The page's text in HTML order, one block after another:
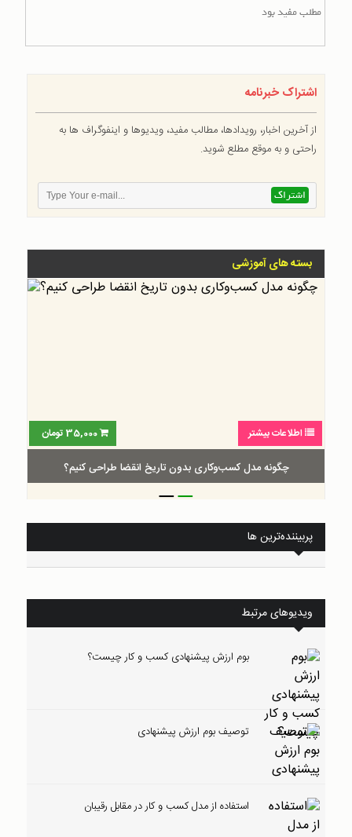
مطلب مفید بود
اشتراک خبرنامه
از آخرین اخبار، رویدادها، مطالب مفید، ویدیوها و اینفوگراف ها به
راحتی و به موقع مطلع شوید.
بسته های آموزشی
اطلاعات بیشتر 30,000 تومان
گام‌به‌گام طراحی بوم ارزش پیشنهادی
__
پربیننده‌ترین ها
ویدیوهای مرتبط
بوم ارزش پیشنهادی کسب و کار چیست؟
توصیف بوم ارزش پیشنهادی
استفاده از مدل کسب و کار در مقابل رقیبان